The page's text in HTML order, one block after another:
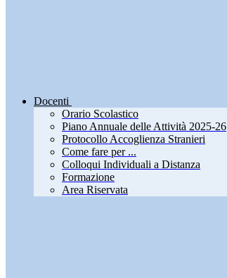
Docenti
Orario Scolastico
Piano Annuale delle Attività 2025-26
Protocollo Accoglienza Stranieri
Come fare per ...
Colloqui Individuali a Distanza
Formazione
Area Riservata